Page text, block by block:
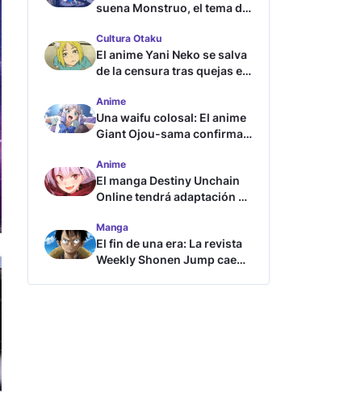
suena Monstruo, el tema de
Cultura Otaku
El anime Yani Neko se salva
de la censura tras quejas en
Anime
Una waifu colosal: El anime
Giant Ojou-sama confirma
Anime
El manga Destiny Unchain
Online tendrá adaptación al
Manga
El fin de una era: La revista
Weekly Shonen Jump cae